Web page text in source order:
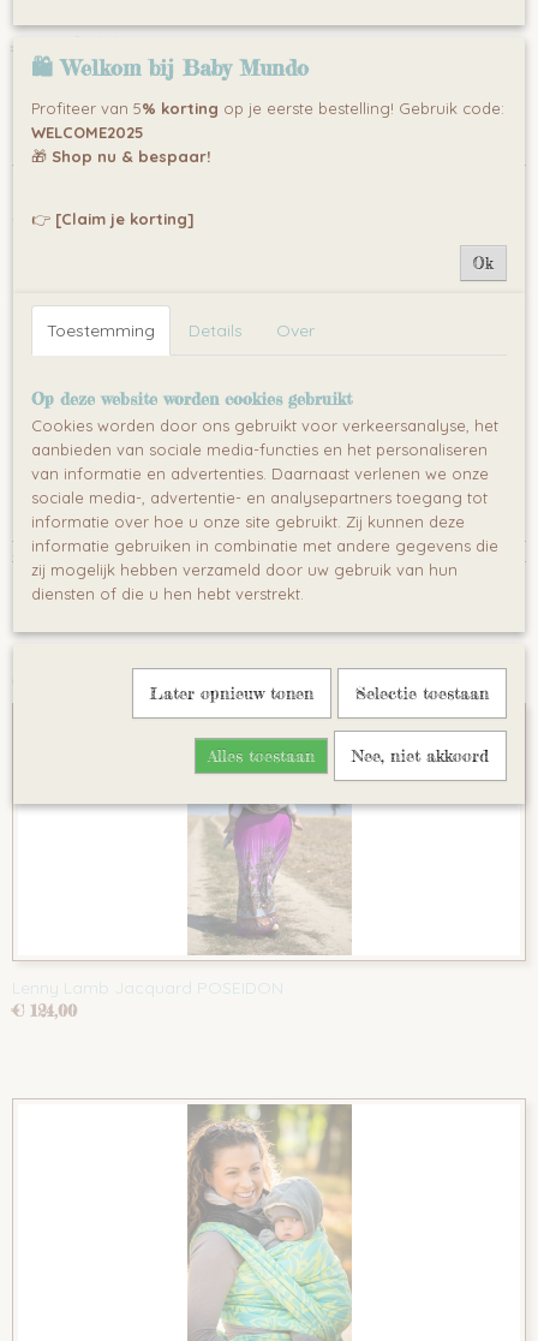
€ 119,00 (inclusief btw 21%)
Specificaties
Bruto gewicht
Omschrijving
voor een baby maar ook voor een peuter van 2-3 jaar oud. Ze
kunnen op vele manieren worden geknoopt. De geweven stof
heeft een unieke eigenschap die het mogelijk maakt om deze
De Lenny Lamb draagdoeken zijn gemaakt van 100% natuurlijk
geverfd zonder zware metalen en andere giftige stoffen,
geproduceerd in Europa
Benieuwd over de kwaliteit van Lenny Lamb?
Lenny Lamb wordt beschouwd als goed geproduceerd en zeer
duurzaam. Hier zal u zeker jaren plezier van hebben.
Reacties
Ook interessant
Lenny Lamb Jacquard POSEIDON
€ 124,00
🛍 Welkom bij Baby Mundo
Profiteer van 5% korting op je eerste bestelling! Gebruik code:
WELCOME2025
🎁 Shop nu & bespaar!
👉 [Claim je korting]
Ok
Toestemming Details Over
Op deze website worden cookies gebruikt
Cookies worden door ons gebruikt voor verkeersanalyse, het
aanbieden van sociale media-functies en het personaliseren
van informatie en advertenties. Daarnaast verlenen we onze
sociale media-, advertentie- en analysepartners toegang tot
informatie over hoe u onze site gebruikt. Zij kunnen deze
informatie gebruiken in combinatie met andere gegevens die
zij mogelijk hebben verzameld door uw gebruik van hun
diensten of die u hen hebt verstrekt.
Later opnieuw tonen Selectie toestaan
Alles toestaan Nee, niet akkoord